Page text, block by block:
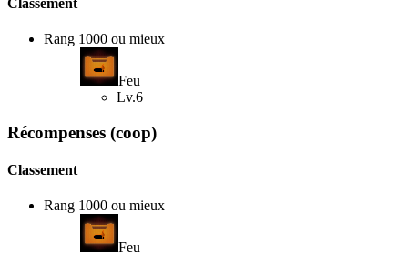
Classement
Rang 1000 ou mieux
Feu
Lv.6
Récompenses (coop)
Classement
Rang 1000 ou mieux
Feu